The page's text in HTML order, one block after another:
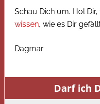
Schau Dich um. Hol
wissen, wie es Dir
Dagmar
Darf ich